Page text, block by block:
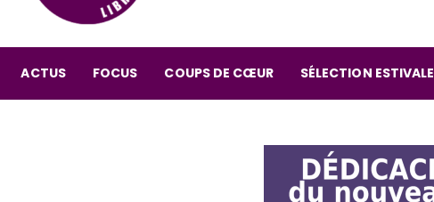
ACTUS FOCUS COUPS DE CŒUR SÉLECTION ESTIVALE